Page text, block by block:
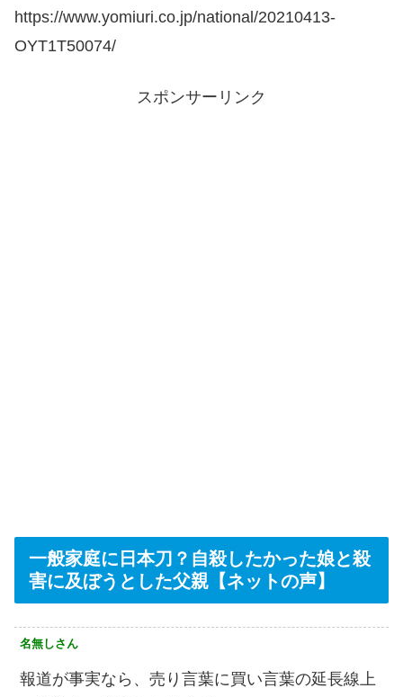
https://www.yomiuri.co.jp/national/20210413-
OYT1T50074/
スポンサーリンク
一般家庭に日本刀？自殺したかった娘と殺
害に及ぼうとした父親【ネットの声】
名無しさん
報道が事実なら、売り言葉に買い言葉の延長線上